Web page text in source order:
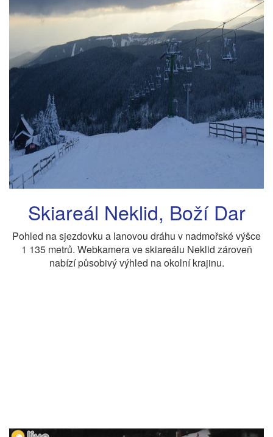
Skiareál Neklid, Boží Dar
Pohled na sjezdovku a lanovou dráhu v nadmořské výšce
1 135 metrů. Webkamera ve skiareálu Neklid zároveň
nabízí působivý výhled na okolní krajinu.